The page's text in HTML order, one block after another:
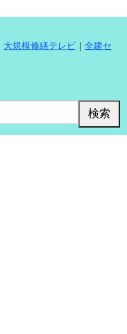
大規模修繕テレビ ｜ 全建セ